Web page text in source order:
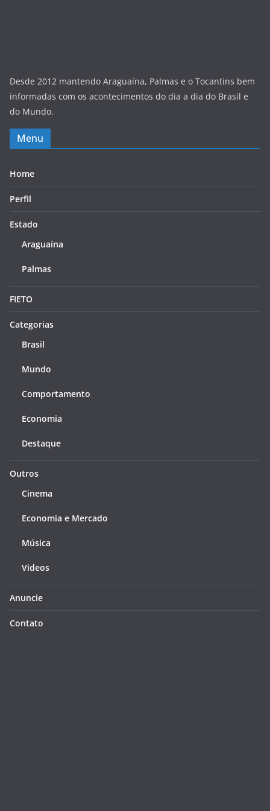
Desde 2012 mantendo Araguaína, Palmas e o Tocantins bem
informadas com os acontecimentos do dia a dia do Brasil e
do Mundo.
Menu
Home
Perfil
Estado
Araguaína
Palmas
FIETO
Categorias
Brasil
Mundo
Comportamento
Economia
Destaque
Outros
Cinema
Economia e Mercado
Música
Videos
Anuncie
Contato